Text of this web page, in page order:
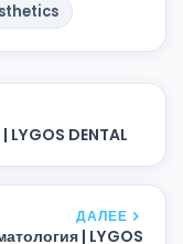
DENTAL
ДАЛЕЕ
| LYGOS